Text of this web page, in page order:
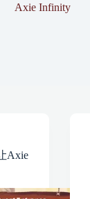
Axie Infinity
Axie